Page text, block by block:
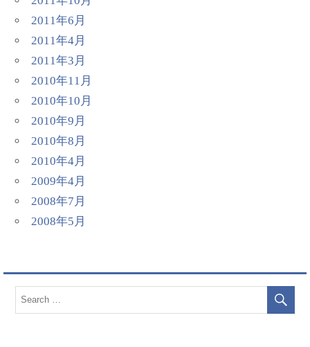
2011年6月
2011年4月
2011年3月
2010年11月
2010年10月
2010年9月
2010年8月
2010年4月
2009年4月
2008年7月
2008年5月